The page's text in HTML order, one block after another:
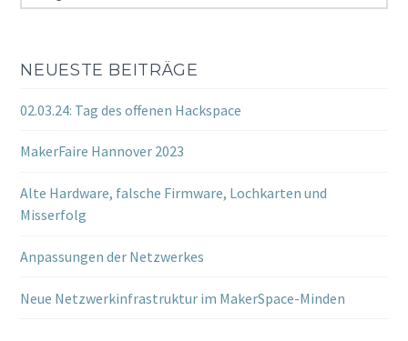
NEUESTE BEITRÄGE
02.03.24: Tag des offenen Hackspace
MakerFaire Hannover 2023
Alte Hardware, falsche Firmware, Lochkarten und
Misserfolg
Anpassungen der Netzwerkes
Neue Netzwerkinfrastruktur im MakerSpace-Minden